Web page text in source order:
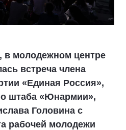
в молодежном центре
встреча члена
«Единая Россия»,
штаба «Юнармии»,
Головина с
рабочей молодежи